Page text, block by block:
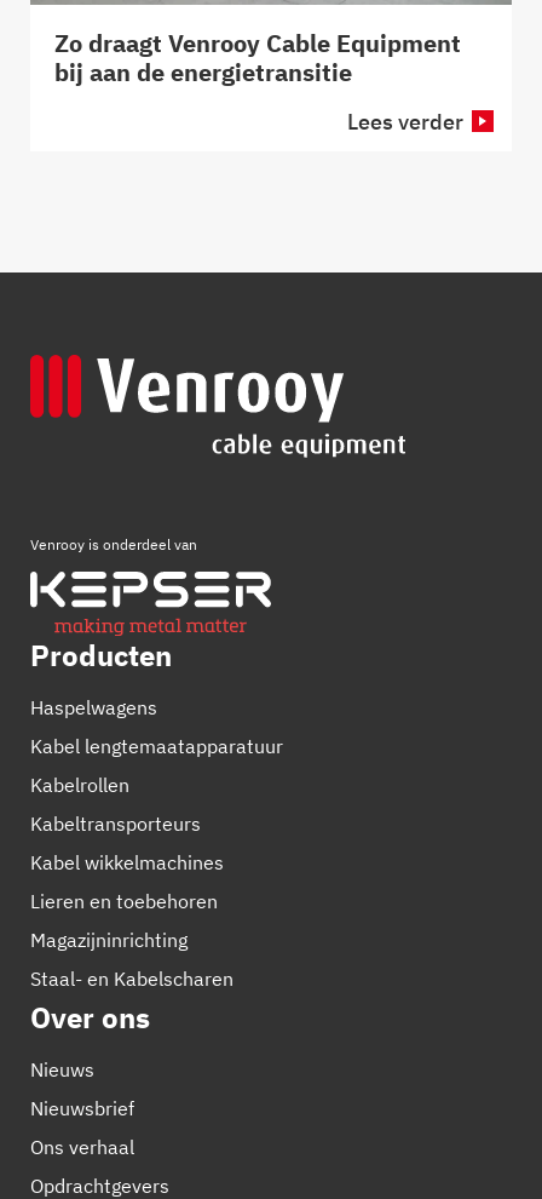
Zo draagt Venrooy Cable Equipment
bij aan de energietransitie
Lees verder
Venrooy is onderdeel van
Producten
Haspelwagens
Kabel lengtemaatapparatuur
Kabelrollen
Kabeltransporteurs
Kabel wikkelmachines
Lieren en toebehoren
Magazijninrichting
Staal- en Kabelscharen
Over ons
Nieuws
Nieuwsbrief
Ons verhaal
Opdrachtgevers